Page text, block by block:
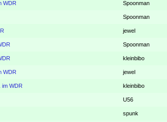
WDR Spoonman
Spoonman
jewel
Spoonman
kleinbibo
WDR jewel
im WDR kleinbibo
U56
spunk